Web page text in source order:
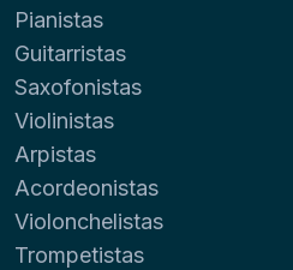
Pianistas
Guitarristas
Saxofonistas
Violinistas
Arpistas
Acordeonistas
Violonchelistas
Trompetistas